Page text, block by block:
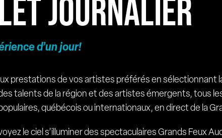
JOURNALIER
d’un jour!
prestations de vos artistes préférés en sélectionnant
talents de la région et des artistes émergents, tous
québécois ou internationaux, en direct de la
le ciel s’illuminer des spectaculaires Grands Feux